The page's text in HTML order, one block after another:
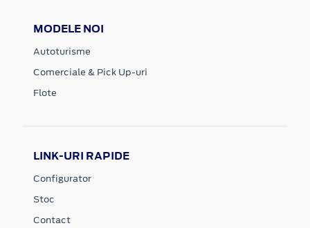
MODELE NOI
Autoturisme
Comerciale & Pick Up-uri
Flote
LINK-URI RAPIDE
Configurator
Stoc
Contact